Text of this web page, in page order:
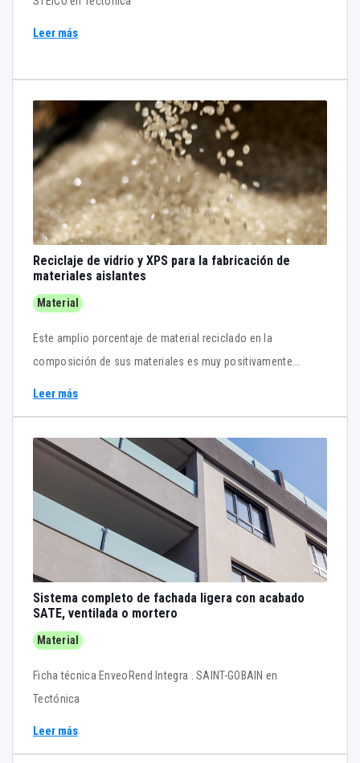
Leer más
Reciclaje de vidrio y XPS para la fabricación de
materiales aislantes
Material
Este amplio porcentaje de material reciclado en la
composición de sus materiales es muy positivamente
materiales hay un mínimo del 60% de material reciclado,
aunque como demuestran los datos hechos públicos por la
compañía, en la práctica este porcentaje es mayor.
Leer más
Sistema completo de fachada ligera con acabado
SATE, ventilada o mortero
Material
Ficha técnica EnveoRend Integra . SAINT-GOBAIN en
Tectónica
Leer más